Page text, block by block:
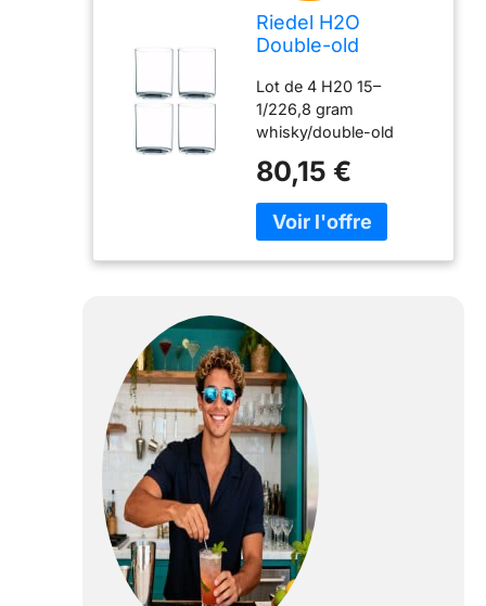
Riedel H2O
Double-old
whisky, Lot de 4
Lot de 4 H20 15–
1/226,8 gram
whisky/double-old
7/20,3 cm de haut
80,15 €